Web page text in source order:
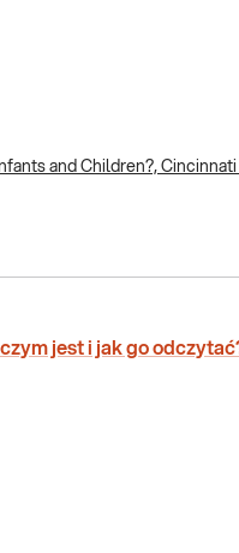
and Children?,
jest i jak go